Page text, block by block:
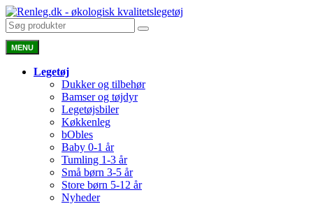
MENU
Legetøj
Dukker og tilbehør
Bamser og tøjdyr
Legetøjsbiler
Køkkenleg
bObles
Baby 0-1 år
Tumling 1-3 år
Små børn 3-5 år
Store børn 5-12 år
Nyheder